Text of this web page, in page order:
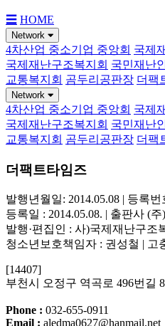
☰ HOME
Network
4차산업 중소기업 중앙회 국제
국제재난구조복지회 국민재난
교통복지회 곰두리공판장 더팩
Network
4차산업 중소기업 중앙회 국제
국제재난구조복지회 국민재난
교통복지회 곰두리공판장 더팩
더팩트타임즈
발행년월일: 2014.05.08 | 등록
등록일 : 2014.05.08. | 출판사 (
발행·편집인 : 사)국제재난구조
청소년보호책임자 : 권성철 | 고
[14407]
부천시 오정구 역곡로 496번길
Phone : 032-655-0911
Email : aledma0627@hanmail.net